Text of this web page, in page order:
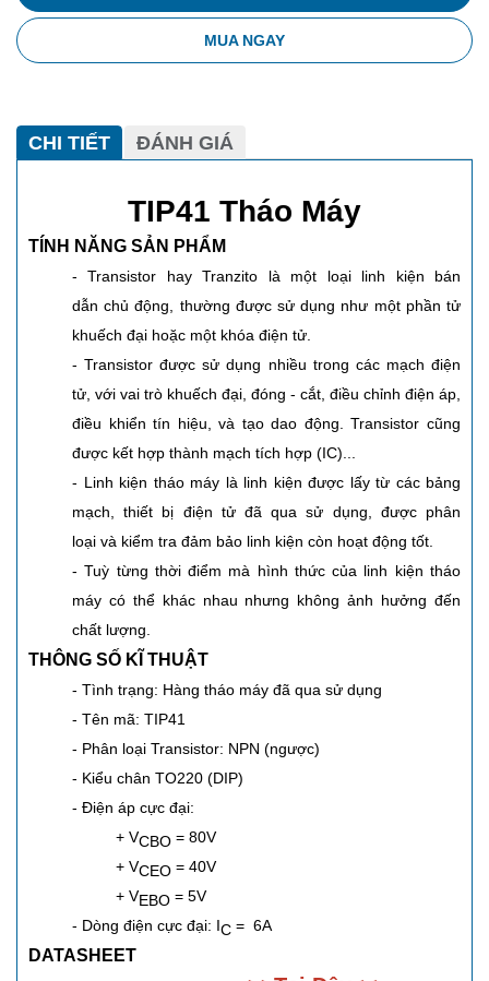
MUA NGAY
CHI TIẾT ĐÁNH GIÁ
TIP41 Tháo Máy
TÍNH NĂNG SẢN PHẨM
- Transistor hay Tranzito là một loại linh kiện bán
dẫn chủ động, thường được sử dụng như một phần tử
khuếch đại hoặc một khóa điện tử.
- Transistor được sử dụng nhiều trong các mạch điện
tử, với vai trò khuếch đại, đóng - cắt, điều chỉnh điện áp,
điều khiển tín hiệu, và tạo dao động. Transistor cũng
được kết hợp thành mạch tích hợp (IC)...
- Linh kiện tháo máy là linh kiện được lấy từ các bảng
mạch, thiết bị điện tử đã qua sử dụng, được phân
loại và kiểm tra đảm bảo linh kiện còn hoạt động tốt.
- Tuỳ từng thời điểm mà hình thức của linh kiện tháo
máy có thể khác nhau nhưng không ảnh hưởng đến
chất lượng.
THÔNG SỐ KĨ THUẬT
- Tình trạng: Hàng tháo máy đã qua sử dụng
- Tên mã: TIP41
- Phân loại Transistor: NPN (ngược)
- Kiểu chân TO220 (DIP)
- Điện áp cực đại:
+ VCBO = 80V
+ VCEO = 40V
+ VEBO = 5V
- Dòng điện cực đại: IC = 6A
DATASHEET